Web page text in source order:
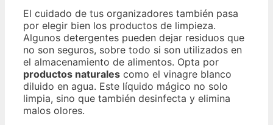
El cuidado de tus organizadores también pasa
por elegir bien los productos de limpieza.
Algunos detergentes pueden dejar residuos que
no son seguros, sobre todo si son utilizados en
el almacenamiento de alimentos. Opta por
productos naturales como el vinagre blanco
diluido en agua. Este líquido mágico no solo
limpia, sino que también desinfecta y elimina
malos olores.